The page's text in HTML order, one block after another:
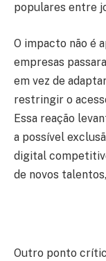
populares entre
O impacto não é
empresas
em vez de
restringir o
Essa reação
a possível
digital
de novos
Outro ponto